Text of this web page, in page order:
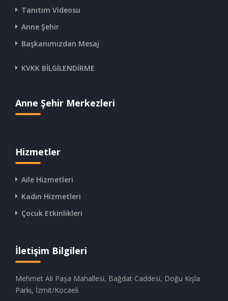
Tanıtım Videosu
Anne Şehir
Başkanımızdan Mesaj
KVKK BİLGİLENDİRME
Anne Şehir Merkezleri
Hizmetler
Aile Hizmetleri
Kadın Hizmetleri
Çocuk Etkinlikleri
İletişim Bilgileri
Mehmet Ali Paşa Mahallesi, Bağdat Caddesi, Doğu Kışla
Parkı, İzmit/Kocaeli